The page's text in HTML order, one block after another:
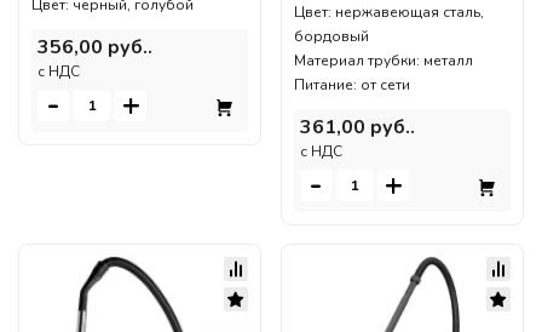
Цвет: черный, голубой
356,00 руб..
c НДС
- +
Цвет: нержавеющая сталь,
бордовый
Материал трубки: металл
Питание: от сети
361,00 руб..
c НДС
- +